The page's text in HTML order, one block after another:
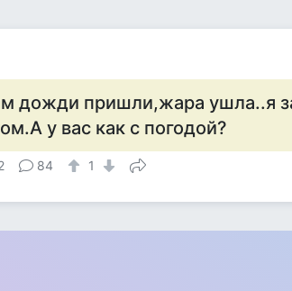
дожди пришли,жара ушла..я
у вас как с погодой?
84 1